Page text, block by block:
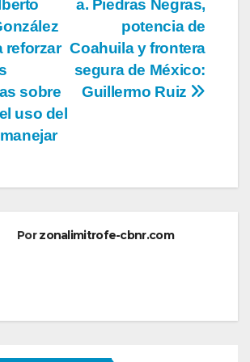
a. Piedras Negras,
potencia de
Coahuila y frontera
segura de México:
Guillermo Ruiz
reforzar
sobre
uso del
Porzonalimitrofe-cbnr.com